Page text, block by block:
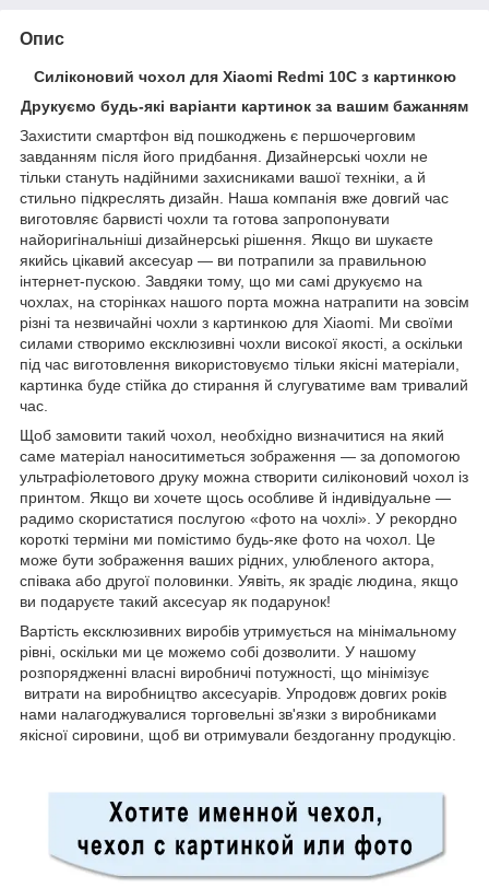
Опис
Силіконовий чохол для Xiaomi Redmi 10C з картинкою
Друкуємо будь-які варіанти картинок за вашим бажанням
Захистити смартфон від пошкоджень є першочерговим
завданням після його придбання. Дизайнерські чохли не
тільки стануть надійними захисниками вашої техніки, а й
стильно підкреслять дизайн. Наша компанія вже довгий час
виготовляє барвисті чохли та готова запропонувати
найоригінальніші дизайнерські рішення. Якщо ви шукаєте
якийсь цікавий аксесуар — ви потрапили за правильною
інтернет-пускою. Завдяки тому, що ми самі друкуємо на
чохлах, на сторінках нашого порта можна натрапити на зовсім
різні та незвичайні чохли з картинкою для Xiaomi. Ми своїми
силами створимо ексклюзивні чохли високої якості, а оскільки
під час виготовлення використовуємо тільки якісні матеріали,
картинка буде стійка до стирання й слугуватиме вам тривалий
час.
Щоб замовити такий чохол, необхідно визначитися на який
саме матеріал наноситиметься зображення — за допомогою
ультрафіолетового друку можна створити силіконовий чохол із
принтом. Якщо ви хочете щось особливе й індивідуальне —
радимо скористатися послугою «фото на чохлі». У рекордно
короткі терміни ми помістимо будь-яке фото на чохол. Це
може бути зображення ваших рідних, улюбленого актора,
співака або другої половинки. Уявіть, як зрадіє людина, якщо
ви подаруєте такий аксесуар як подарунок!
Вартість ексклюзивних виробів утримується на мінімальному
рівні, оскільки ми це можемо собі дозволити. У нашому
розпорядженні власні виробничі потужності, що мінімізує
витрати на виробництво аксесуарів. Упродовж довгих років
нами налагоджувалися торговельні зв'язки з виробниками
якісної сировини, щоб ви отримували бездоганну продукцію.